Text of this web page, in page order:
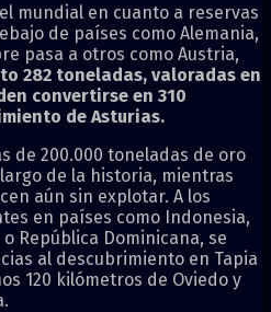
mundial en cuanto a reservas
de países como Alemania,
pasa a otros como Austria,
282 toneladas, valoradas en
convertirse en 310
de Asturias.
de 200.000 toneladas de oro
de la historia, mientras
aún sin explotar. A los
en países como Indonesia,
República Dominicana, se
al descubrimiento en Tapia
120 kilómetros de Oviedo y